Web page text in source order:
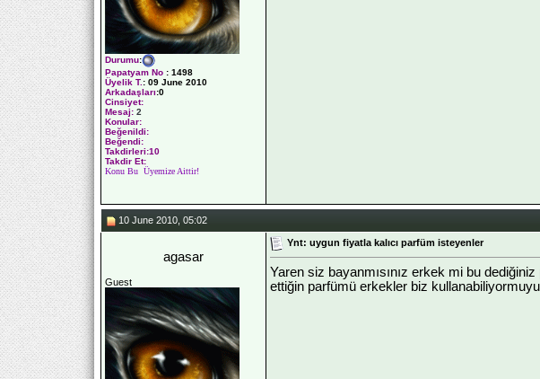
Durumu:
Papatyam No : 1498
Üyelik T.: 09 June 2010
Arkadaşları:0
Cinsiyet:
Mesaj: 2
Konular:
Beğenildi:
Beğendi:
Takdirleri:10
Takdir Et:
Konu Bu Üyemize Aittir!
10 June 2010, 05:02
agasar
Guest
Ynt: uygun fiyatla kalıcı parfüm isteyenler
Yaren siz bayanmısınız erkek mi bu
ettiğin parfümü erkekler biz